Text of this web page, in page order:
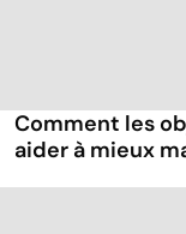
Comment les
aider à mieux